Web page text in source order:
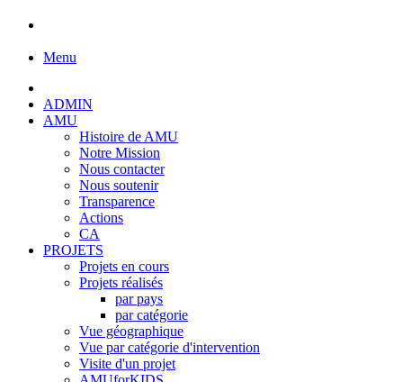
Menu
ADMIN
AMU
Histoire de AMU
Notre Mission
Nous contacter
Nous soutenir
Transparence
Actions
CA
PROJETS
Projets en cours
Projets réalisés
par pays
par catégorie
Vue géographique
Vue par catégorie d'intervention
Visite d'un projet